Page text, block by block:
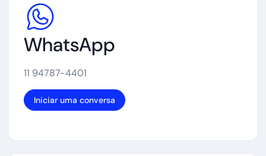
WhatsApp
11 94787-4401
Iniciar uma conversa